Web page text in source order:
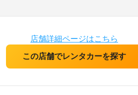
店舗詳細ページはこちら
この店舗でレンタカーを探す